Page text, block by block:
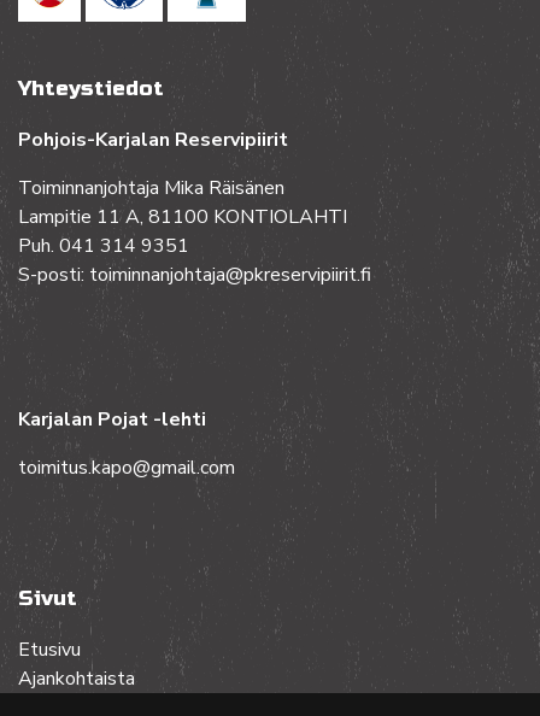
Yhteystiedot
Pohjois-Karjalan Reservipiirit
Toiminnanjohtaja Mika Räisänen
Lampitie 11 A, 81100 KONTIOLAHTI
Puh. 041 314 9351
S-posti: toiminnanjohtaja@pkreservipiirit.fi
Karjalan Pojat -lehti
toimitus.kapo@gmail.com
Sivut
Etusivu
Ajankohtaista